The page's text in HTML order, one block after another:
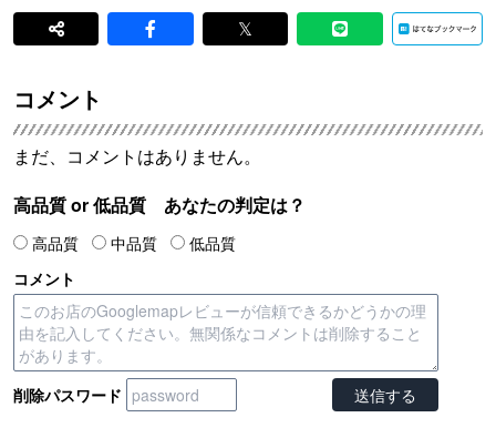
𝕏
コメント
まだ、コメントはありません。
高品質 or 低品質 あなたの判定は？
高品質 中品質
低品質
コメント
削除パスワード